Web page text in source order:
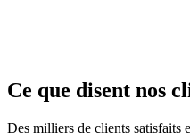
Ce que disent nos
Des milliers de clients satisfaits